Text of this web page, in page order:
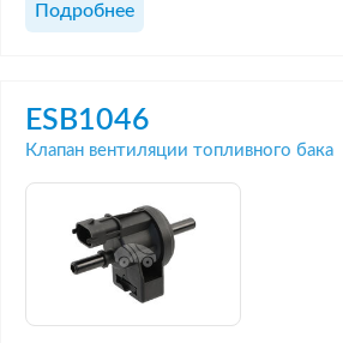
Подробнее
ESB1046
Клапан вентиляции топливного бака